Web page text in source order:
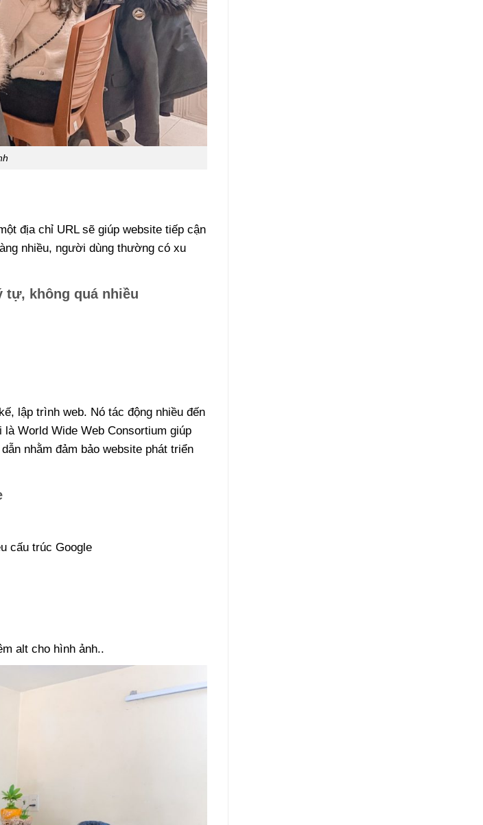
địa chỉ URL sẽ giúp website tiếp cận
nhiều, người dùng thường có xu
tự, không quá nhiều
lập trình web. Nó tác động nhiều đến
World Wide Web Consortium giúp
nhằm đảm bảo website phát triển
cấu trúc Google
alt cho hình ảnh..